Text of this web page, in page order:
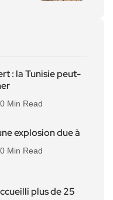
: la Tunisie peut-
Min Read
explosion due à
Min Read
plus de 25